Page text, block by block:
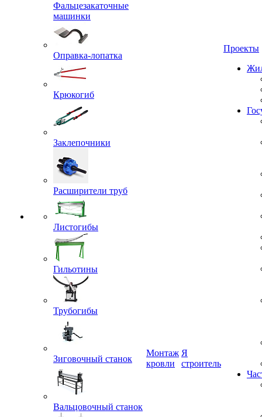
Фальцезакаточные
машинки
Оправка-лопатка
Крюкогиб
Заклепочники
Расширители труб
Листогибы
Гильотины
Трубогибы
Зиговочный станок
Вальцовочный станок
Монтаж
кровли
Я
строитель
Проекты